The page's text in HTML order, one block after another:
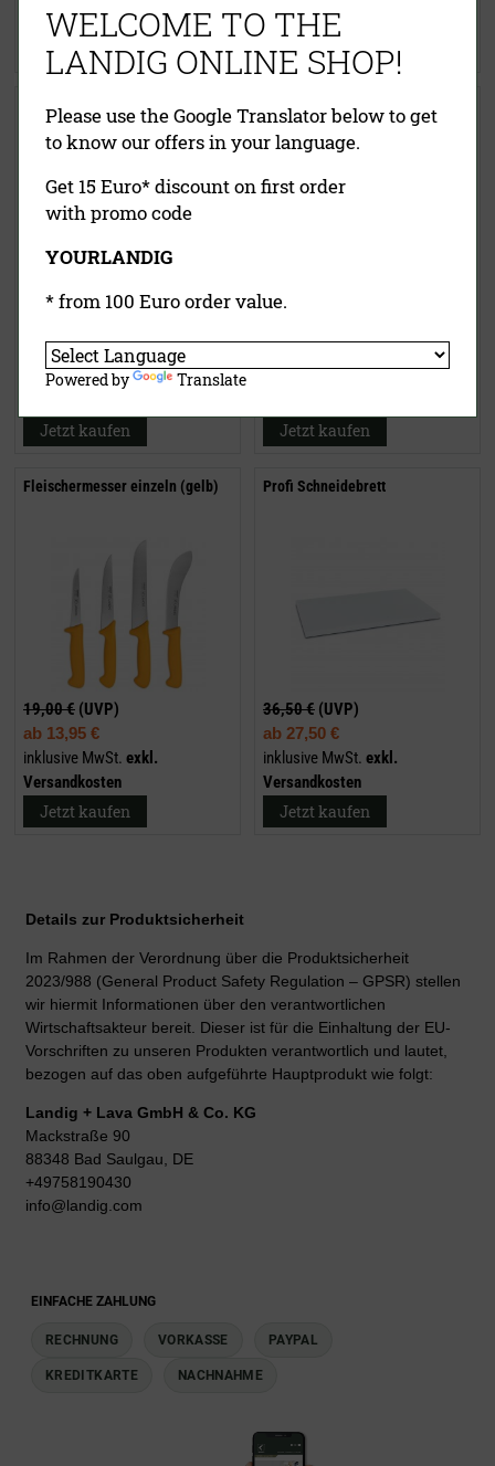
Versandkosten
Jetzt kaufen
Versandkosten
Jetzt kaufen
Zerwirkset Jungjäger (13 Teile)
233,00 €
inklusive MwSt.exkl.
Jetzt kaufen
Ausbeiner PRIME-GRIP
(schwarz)
Jetzt kaufen
Fleischermesser einzeln (gelb)
19,00 € (UVP)
ab 13,95 €
inklusive MwSt. exkl.
Versandkosten
Jetzt kaufen
Profi Schneidebrett
36,50 € (UVP)
ab 27,50 €
inklusive MwSt. exkl.
Versandkosten
Jetzt kaufen
Details zur Produktsicherheit
Im Rahmen der Verordnung über die Produktsicherheit
2023/988 (General Product Safety Regulation – GPSR) stellen
wir hiermit Informationen über den verantwortlichen
Wirtschaftsakteur bereit. Dieser ist für die Einhaltung der EU-
Vorschriften zu unseren Produkten verantwortlich und lautet,
bezogen auf das oben aufgeführte Hauptprodukt wie folgt:
Landig + Lava GmbH & Co. KG
Mackstraße 90
88348 Bad Saulgau, DE
+49758190430
info@landig.com
EINFACHE ZAHLUNG
RECHNUNG VORKASSE PAYPAL
KREDITKARTE NACHNAHME
WELCOME TO THE
LANDIG ONLINE SHOP!
Please use the Google Translator below to get
to know our offers in your language.
Get 15 Euro* discount on first order
with promo code
YOURLANDIG
* from 100 Euro order value.
Powered by Translate